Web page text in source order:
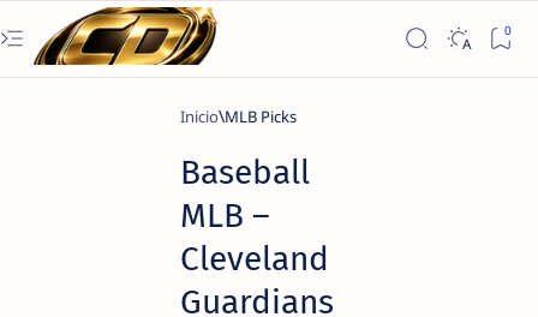
Inicio MLB Picks
Baseball
MLB –
Cleveland
Guardians